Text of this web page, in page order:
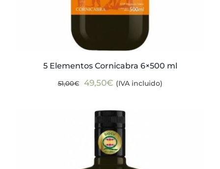
5 Elementos Cornicabra 6×500 ml
51,00€
El
original
era:
51,00€.
49,50€El
actual
es:
49,50€.
(IVA incluido)